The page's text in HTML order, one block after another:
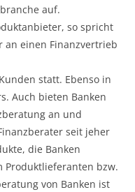
auf.
so spricht
an einen Finanzvertrieb
statt. Ebenso in
Auch bieten Banken
an und
seit jeher
die Banken
Produktlieferanten bzw.
von Banken ist